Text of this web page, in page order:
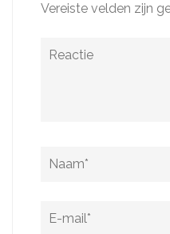
Vereiste velden zijn
Reactie
Naam
E-